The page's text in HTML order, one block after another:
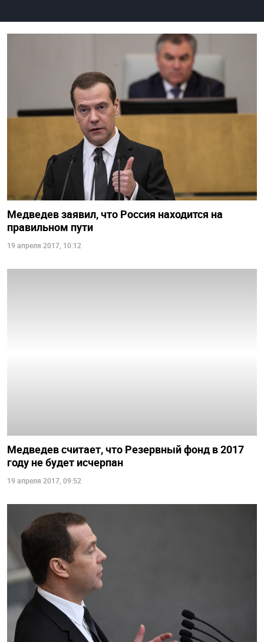
Медведев заявил, что Россия находится на
правильном пути
19 апреля 2017, 10:12
Медведев считает, что Резервный фонд в 2017
году не будет исчерпан
19 апреля 2017, 09:52